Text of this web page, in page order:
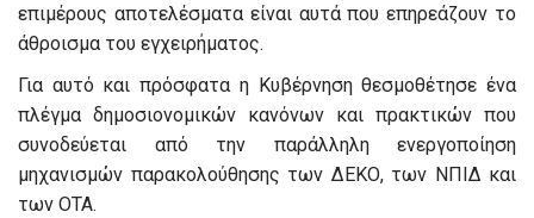
επιμέρους αποτελέσματα είναι αυτά που επηρεάζουν το
άθροισμα του εγχειρήματος.
Για αυτό και πρόσφατα η Κυβέρνηση θεσμοθέτησε ένα
πλέγμα δημοσιονομικών κανόνων και πρακτικών που
συνοδεύεται από την παράλληλη ενεργοποίηση
μηχανισμών παρακολούθησης των ΔΕΚΟ, των ΝΠΙΔ και
των ΟΤΑ.